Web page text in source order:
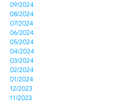
09/2024
08/2024
07/2024
06/2024
05/2024
04/2024
03/2024
02/2024
01/2024
12/2023
11/2023